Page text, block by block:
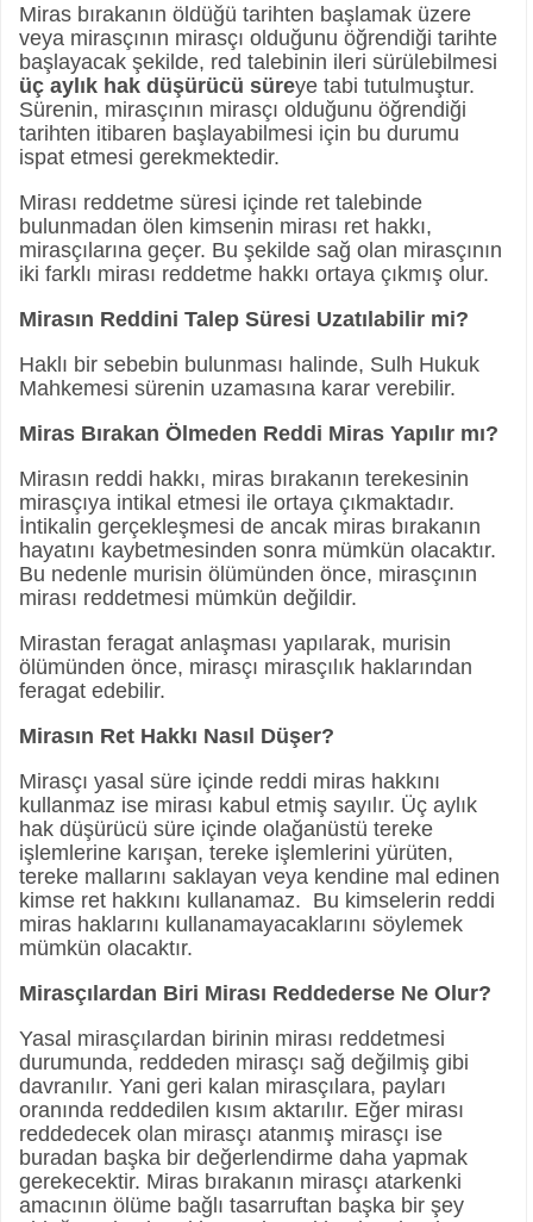
Miras bırakanın öldüğü tarihten başlamak üzere
veya mirasçının mirasçı olduğunu öğrendiği tarihte
başlayacak şekilde, red talebinin ileri sürülebilmesi
üç aylık hak düşürücü süreye tabi tutulmuştur.
Sürenin, mirasçının mirasçı olduğunu öğrendiği
tarihten itibaren başlayabilmesi için bu durumu
ispat etmesi gerekmektedir.
Mirası reddetme süresi içinde ret talebinde
bulunmadan ölen kimsenin mirası ret hakkı,
mirasçılarına geçer. Bu şekilde sağ olan mirasçının
iki farklı mirası reddetme hakkı ortaya çıkmış olur.
Mirasın Reddini Talep Süresi Uzatılabilir mi?
Haklı bir sebebin bulunması halinde, Sulh Hukuk
Mahkemesi sürenin uzamasına karar verebilir.
Miras Bırakan Ölmeden Reddi Miras Yapılır mı?
Mirasın reddi hakkı, miras bırakanın terekesinin
mirasçıya intikal etmesi ile ortaya çıkmaktadır.
İntikalin gerçekleşmesi de ancak miras bırakanın
hayatını kaybetmesinden sonra mümkün olacaktır.
Bu nedenle murisin ölümünden önce, mirasçının
mirası reddetmesi mümkün değildir.
Mirastan feragat anlaşması yapılarak, murisin
ölümünden önce, mirasçı mirasçılık haklarından
feragat edebilir.
Mirasın Ret Hakkı Nasıl Düşer?
Mirasçı yasal süre içinde reddi miras hakkını
kullanmaz ise mirası kabul etmiş sayılır. Üç aylık
hak düşürücü süre içinde olağanüstü tereke
işlemlerine karışan, tereke işlemlerini yürüten,
tereke mallarını saklayan veya kendine mal edinen
kimse ret hakkını kullanamaz. Bu kimselerin reddi
miras haklarını kullanamayacaklarını söylemek
mümkün olacaktır.
Mirasçılardan Biri Mirası Reddederse Ne Olur?
Yasal mirasçılardan birinin mirası reddetmesi
durumunda, reddeden mirasçı sağ değilmiş gibi
davranılır. Yani geri kalan mirasçılara, payları
oranında reddedilen kısım aktarılır. Eğer mirası
reddedecek olan mirasçı atanmış mirasçı ise
buradan başka bir değerlendirme daha yapmak
gerekecektir. Miras bırakanın mirasçı atarkenki
amacının ölüme bağlı tasarruftan başka bir şey